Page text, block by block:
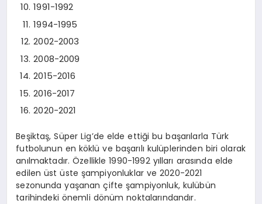
1991-1992
1994-1995
2002-2003
2008-2009
2015-2016
2016-2017
2020-2021
Beşiktaş, Süper Lig’de elde ettiği bu başarılarla Türk
futbolunun en köklü ve başarılı kulüplerinden biri olarak
anılmaktadır. Özellikle 1990-1992 yılları arasında elde
edilen üst üste şampiyonluklar ve 2020-2021
sezonunda yaşanan çifte şampiyonluk, kulübün
tarihindeki önemli dönüm noktalarındandır.